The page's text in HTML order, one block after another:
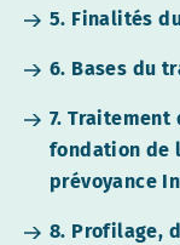
5. Finalités
6. Bases du
7. Traitement
fondation de
prévoyance
8. Profilage,